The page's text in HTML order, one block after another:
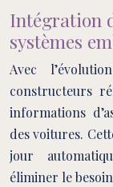
Intégration
systèmes
Avec
constructeurs
informations
des voitures.
jour
éliminer le